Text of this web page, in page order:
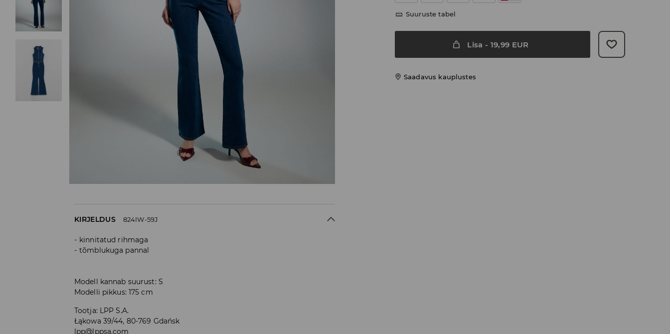
Suuruste tabel
Lisa - 19,99 EUR
Saadavus kauplustes
KIRJELDUS 824IW-59J
kinnitatud rihmaga
tõmblukuga pannal
Modell kannab suurust: S
Modelli pikkus: 175 cm
Tootja: LPP S.A.
Łąkowa 39/44, 80-769 Gdańsk
lpp@lppsa.com